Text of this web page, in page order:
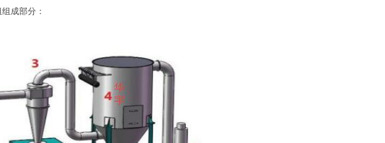
成部分：